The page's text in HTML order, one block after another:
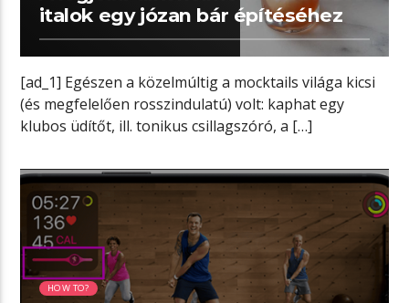
italok egy józan bár építéséhez
[ad_1] Egészen a közelmúltig a mocktails világa kicsi
(és megfelelően rosszindulatú) volt: kaphat egy
klubos üdítőt, ill. tonikus csillagszóró, a […]
01:53 READ TIME
HOW TO?